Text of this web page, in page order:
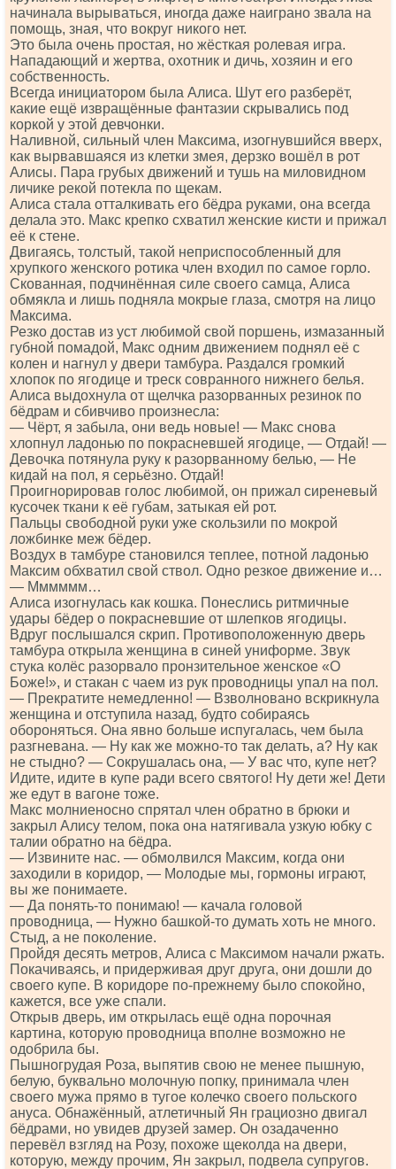
начинала вырываться, иногда даже наиграно звала на
помощь, зная, что вокруг никого нет.
Это была очень простая, но жёсткая ролевая игра.
Нападающий и жертва, охотник и дичь, хозяин и его
собственность.
Всегда инициатором была Алиса. Шут его разберёт,
какие ещё извращённые фантазии скрывались под
коркой у этой девчонки.
Наливной, сильный член Максима, изогнувшийся вверх,
как вырвавшаяся из клетки змея, дерзко вошёл в рот
Алисы. Пара грубых движений и тушь на миловидном
личике рекой потекла по щекам.
Алиса стала отталкивать его бёдра руками, она всегда
делала это. Макс крепко схватил женские кисти и прижал
её к стене.
Двигаясь, толстый, такой неприспособленный для
хрупкого женского ротика член входил по самое горло.
Скованная, подчинённая силе своего самца, Алиса
обмякла и лишь подняла мокрые глаза, смотря на лицо
Максима.
Резко достав из уст любимой свой поршень, измазанный
губной помадой, Макс одним движением поднял её с
колен и нагнул у двери тамбура. Раздался громкий
хлопок по ягодице и треск совранного нижнего белья.
Алиса выдохнула от щелчка разорванных резинок по
бёдрам и сбивчиво произнесла:
— Чёрт, я забыла, они ведь новые! — Макс снова
хлопнул ладонью по покрасневшей ягодице, — Отдай! —
Девочка потянула руку к разорванному белью, — Не
кидай на пол, я серьёзно. Отдай!
Проигнорировав голос любимой, он прижал сиреневый
кусочек ткани к её губам, затыкая ей рот.
Пальцы свободной руки уже скользили по мокрой
ложбинке меж бёдер.
Воздух в тамбуре становился теплее, потной ладонью
Максим обхватил свой ствол. Одно резкое движение и…
— Мммммм…
Алиса изогнулась как кошка. Понеслись ритмичные
удары бёдер о покрасневшие от шлепков ягодицы.
Вдруг послышался скрип. Противоположенную дверь
тамбура открыла женщина в синей униформе. Звук
стука колёс разорвало пронзительное женское «О
Боже!», и стакан с чаем из рук проводницы упал на пол.
— Прекратите немедленно! — Взволновано вскрикнула
женщина и отступила назад, будто собираясь
обороняться. Она явно больше испугалась, чем была
разгневана. — Ну как же можно-то так делать, а? Ну как
не стыдно? — Сокрушалась она, — У вас что, купе нет?
Идите, идите в купе ради всего святого! Ну дети же! Дети
же едут в вагоне тоже.
Макс молниеносно спрятал член обратно в брюки и
закрыл Алису телом, пока она натягивала узкую юбку с
талии обратно на бёдра.
— Извините нас. — обмолвился Максим, когда они
заходили в коридор, — Молодые мы, гормоны играют,
вы же понимаете.
— Да понять-то понимаю! — качала головой
проводница, — Нужно башкой-то думать хоть не много.
Стыд, а не поколение.
Пройдя десять метров, Алиса с Максимом начали ржать.
Покачиваясь, и придерживая друг друга, они дошли до
своего купе. В коридоре по-прежнему было спокойно,
кажется, все уже спали.
Открыв дверь, им открылась ещё одна порочная
картина, которую проводница вполне возможно не
одобрила бы.
Пышногрудая Роза, выпятив свою не менее пышную,
белую, буквально молочную попку, принимала член
своего мужа прямо в тугое колечко своего польского
ануса. Обнажённый, атлетичный Ян грациозно двигал
бёдрами, но увидев друзей замер. Он озадаченно
перевёл взгляд на Розу, похоже щеколда на двери,
которую, между прочим, Ян закрыл, подвела супругов.